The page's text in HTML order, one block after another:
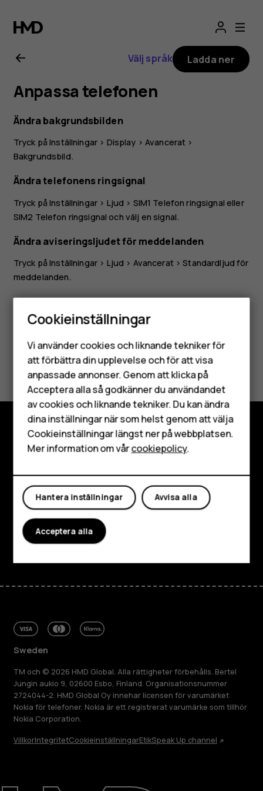
för
Nokia
G21
Smartphones
Mobiltelefoner
Tillbehör
HMD Terra M
Surfplattor
Reparera, återanvända, återvinna
Välj språk Ladda ner
Anpassa telefonen
Ändra bakgrundsbilden
Tryck påInställningar > Display > Avancerat >
Bakgrundsbild.
Ändra telefonens ringsignal
Tryck påInställningar > Ljud > SIM1 Telefon ringsignal eller
SIM2 Telefon ringsignal och välj en signal.
Ändra aviseringsljudet för meddelanden
Tryck påInställningar > Ljud > Avancerat >Standardljud för
meddelanden.
Var detta till hjälp?
Ja Nej
Utforska
Planet and people
Kundservice
FacebookInstagram
TiktokYoutube
Sweden
TM och © 2026 HMD Global. Alla rättigheter förbehålls. Bertel
Jungin aukio 9, 02600 Esbo, Finland. Organisationsnummer
2724044-2. HMD Global Oy innehar licensen för varumärket
Nokia för telefoner. Nokia är ett registrerat varumärke som tillhör
Nokia Corporation.
VillkorIntegritetCookieinställningarEtikSpeak Up channel
Cookieinställningar
Vi använder cookies och liknande tekniker för
att förbättra din upplevelse och för att visa
anpassade annonser. Genom att klicka på
Acceptera alla så godkänner du användandet
av cookies och liknande tekniker. Du kan ändra
dina inställningar när som helst genom att välja
Cookieinställningar längst ner på webbplatsen.
Mer information om vårcookiepolicy.
Avvisa alla
Hantera inställningar
Acceptera alla